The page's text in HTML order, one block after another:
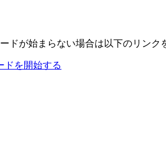
が始まらない場合は以下のリンク
ドを開始する